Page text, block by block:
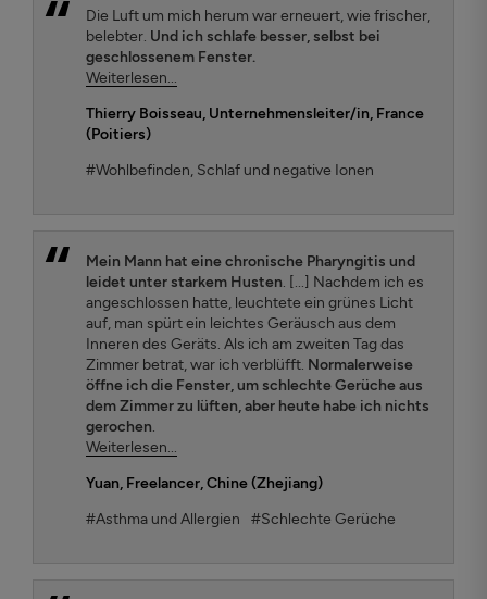
Die Luft um mich herum war erneuert, wie frischer,
belebter. Und ich schlafe besser, selbst bei
geschlossenem Fenster.
Weiterlesen...
Thierry Boisseau, Unternehmensleiter/in, France
(Poitiers)
#Wohlbefinden, Schlaf und negative Ionen
Mein Mann hat eine chronische Pharyngitis und
leidet unter starkem Husten. [...] Nachdem ich es
angeschlossen hatte, leuchtete ein grünes Licht
auf, man spürt ein leichtes Geräusch aus dem
Inneren des Geräts. Als ich am zweiten Tag das
Zimmer betrat, war ich verblüfft. Normalerweise
öffne ich die Fenster, um schlechte Gerüche aus
dem Zimmer zu lüften, aber heute habe ich nichts
gerochen.
Weiterlesen...
Yuan, Freelancer, Chine (Zhejiang)
#Asthma und Allergien
#Schlechte Gerüche